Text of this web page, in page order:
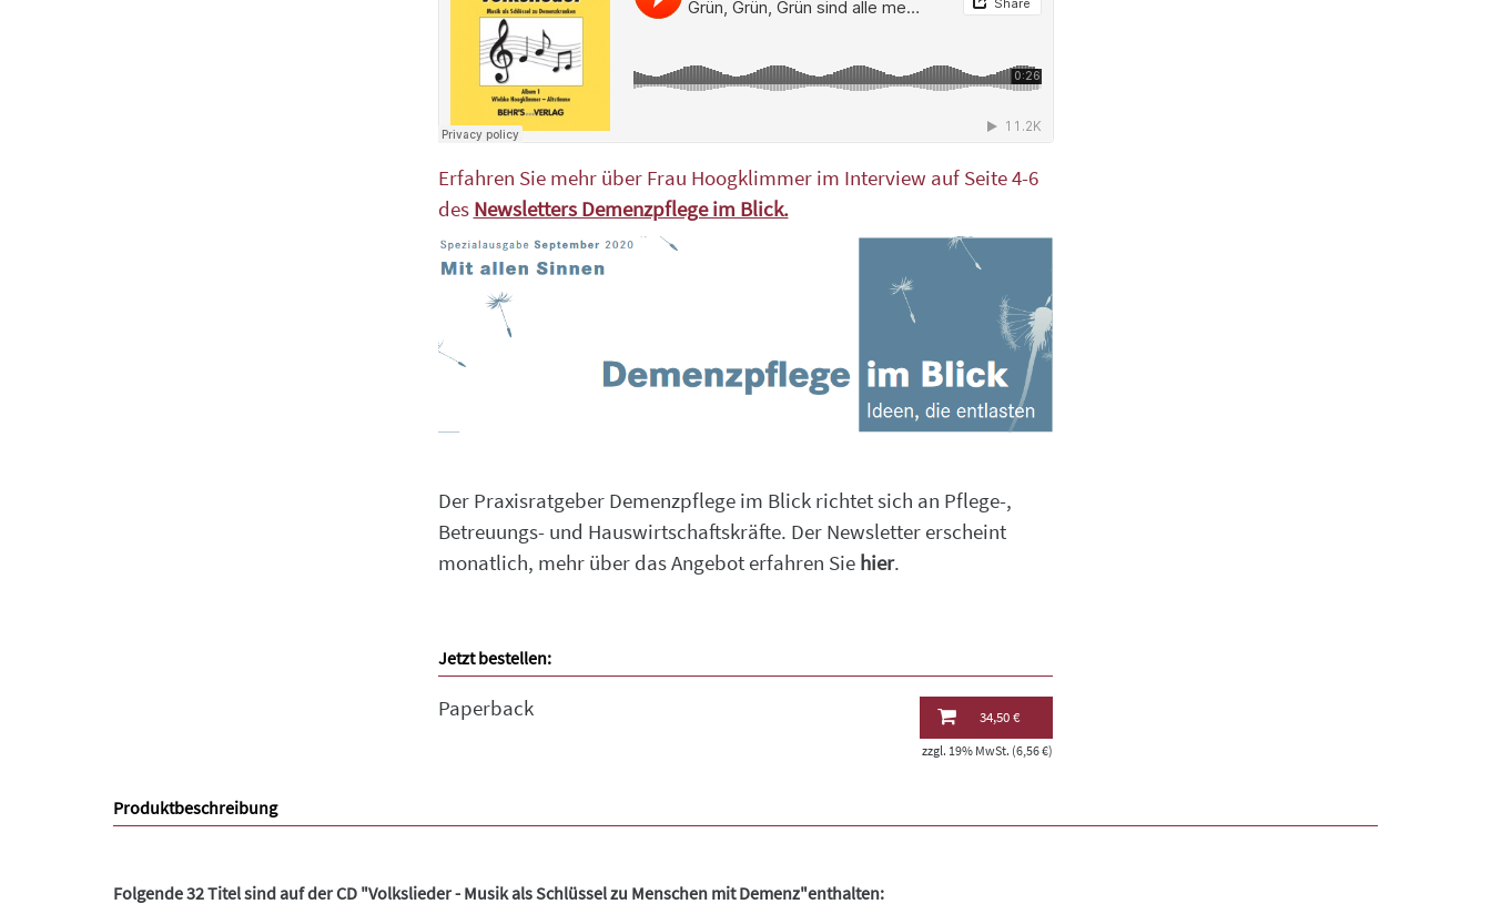
Erfahren Sie mehr über Frau Hoogklimmer im Interview auf Seite 4-6
des Newsletters Demenzpflege im Blick.
Der Praxisratgeber Demenzpflege im Blick richtet sich an Pflege-,
Betreuungs- und Hauswirtschaftskräfte. Der Newsletter erscheint
monatlich, mehr über das Angebot erfahren Sie hier.
Jetzt bestellen:
Paperback 34,50 €
zzgl. 19% MwSt. (6,56 €)
Produktbeschreibung
Folgende 32 Titel sind auf der CD "Volkslieder - Musik als Schlüssel zu Menschen mit Demenz"enthalten: